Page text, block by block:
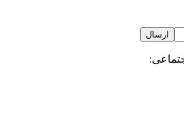
ارسال